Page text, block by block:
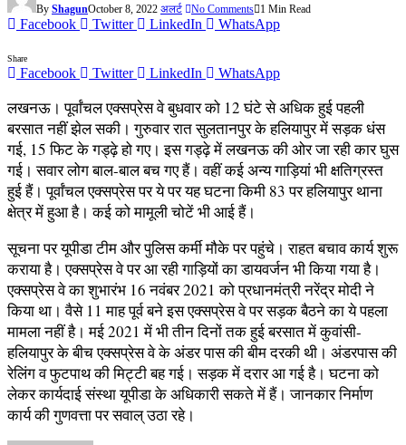
By ShagunOctober 8, 2022 अलर्ट No Comments 1 Min Read
Facebook Twitter LinkedIn WhatsApp
Share
Facebook Twitter LinkedIn WhatsApp
लखनऊ। पूर्वांचल एक्सप्रेस वे बुधवार को 12 घंटे से अधिक हुई पहली
बरसात नहीं झेल सकी। गुरुवार रात सुलतानपुर के हलियापुर में सड़क धंस
गई, 15 फिट के गड्ढ़े हो गए। इस गड्ढ़े में लखनऊ की ओर जा रही कार घुस
गई। सवार लोग बाल-बाल बच गए हैं। वहीं कई अन्य गाड़ियां भी क्षतिग्रस्त
हुई हैं। पूर्वांचल एक्सप्रेस पर ये पर यह घटना किमी 83 पर हलियापुर थाना
क्षेत्र में हुआ है। कई को मामूली चोटें भी आई हैं।
सूचना पर यूपीडा टीम और पुलिस कर्मी मौके पर पहुंचे। राहत बचाव कार्य शुरू
कराया है। एक्सप्रेस वे पर आ रही गाड़ियों का डायवर्जन भी किया गया है।
एक्सप्रेस वे का शुभारंभ 16 नवंबर 2021 को प्रधानमंत्री नरेंद्र मोदी ने
किया था। वैसे 11 माह पूर्व बने इस एक्सप्रेस वे पर सड़क बैठने का ये पहला
मामला नहीं है। मई 2021 में भी तीन दिनों तक हुई बरसात में कुवांसी-
हलियापुर के बीच एक्सप्रेस वे के अंडर पास की बीम दरकी थी। अंडरपास की
रेलिंग व फुटपाथ की मिट्टी बह गई। सड़क में दरार आ गई है। घटना को
लेकर कार्यदाई संस्था यूपीडा के अधिकारी सकते में हैं। जानकार निर्माण
कार्य की गुणवत्ता पर सवाल् उठा रहे।